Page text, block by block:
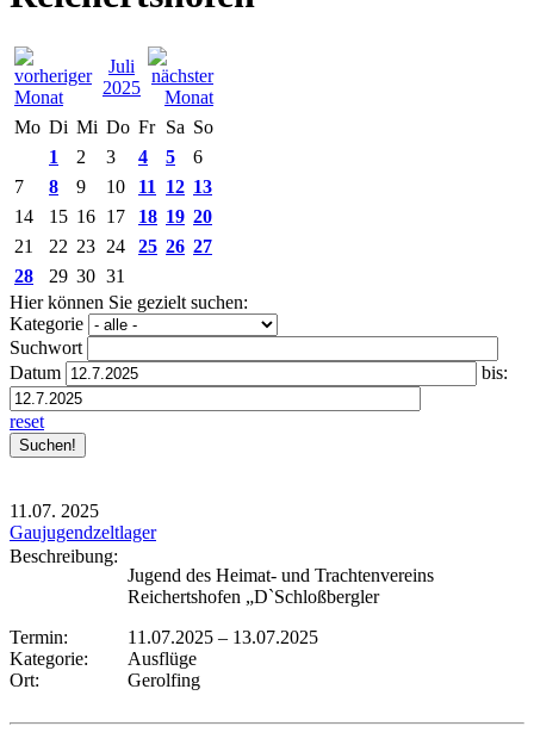
Juli
2025
Mo Di Mi Do Fr Sa So
1
2 3 4 5
6
7
8 9 10 11 12 13
14
15 16 17 18 19 20
21
22 23 24 25 26 27
28
29 30 31
Hier können Sie gezielt suchen:
Kategorie
Suchwort
Datum
bis:
reset
11.07. 2025
Gaujugendzeltlager
Beschreibung:
Jugend des Heimat- und Trachtenvereins
Reichertshofen „D`Schloßbergler
Termin:
11.07.2025 – 13.07.2025
Kategorie:
Ausflüge
Ort:
Gerolfing